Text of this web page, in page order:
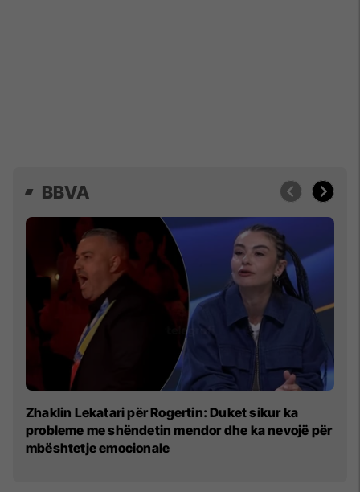
BBVA
Zhaklin Lekatari për Rogertin: Duket sikur ka
probleme me shëndetin mendor dhe ka nevojë për
mbështetje emocionale